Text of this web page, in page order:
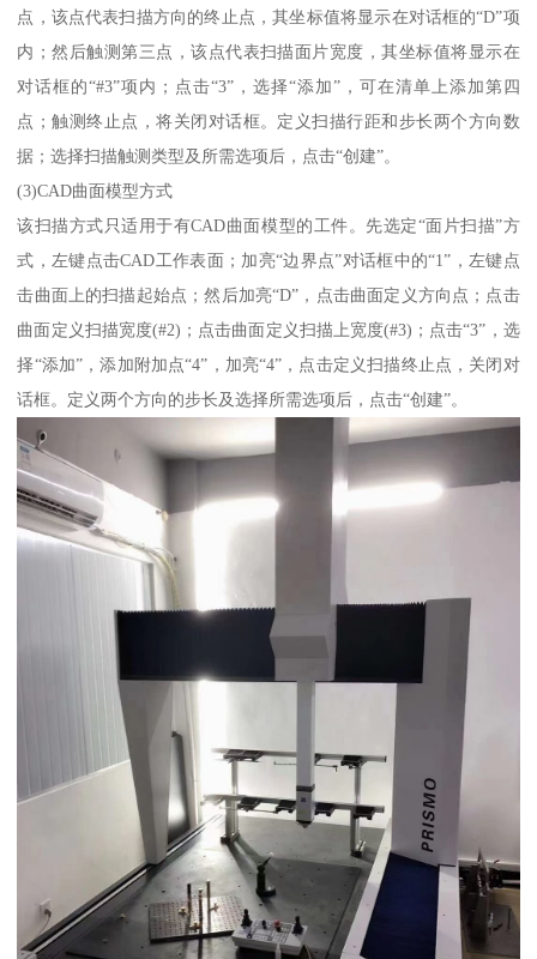
点，该点代表扫描方向的终止点，其坐标值将显示在对话框的“D”项
内；然后触测第三点，该点代表扫描面片宽度，其坐标值将显示在
对话框的“#3”项内；点击“3”，选择“添加”，可在清单上添加第四
点；触测终止点，将关闭对话框。定义扫描行距和步长两个方向数
据；选择扫描触测类型及所需选项后，点击“创建”。
(3)CAD曲面模型方式
该扫描方式只适用于有CAD曲面模型的工件。先选定“面片扫描”方
式，左键点击CAD工作表面；加亮“边界点”对话框中的“1”，左键点
击曲面上的扫描起始点；然后加亮“D”，点击曲面定义方向点；点击
曲面定义扫描宽度(#2)；点击曲面定义扫描上宽度(#3)；点击“3”，选
择“添加”，添加附加点“4”，加亮“4”，点击定义扫描终止点，关闭对
话框。定义两个方向的步长及选择所需选项后，点击“创建”。